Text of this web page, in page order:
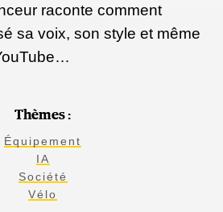
raconte comment
sa voix, son style et même
Thèmes :
Équipement
IA
Société
Vélo